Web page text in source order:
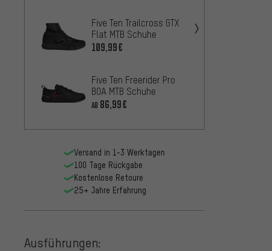
Five Ten Trailcross GTX
Flat MTB Schuhe
109,99€
Five Ten Freerider Pro
BOA MTB Schuhe
AB 86,99€
Versand in 1-3 Werktagen
100 Tage Rückgabe
Kostenlose Retoure
25+ Jahre Erfahrung
Ausführungen: